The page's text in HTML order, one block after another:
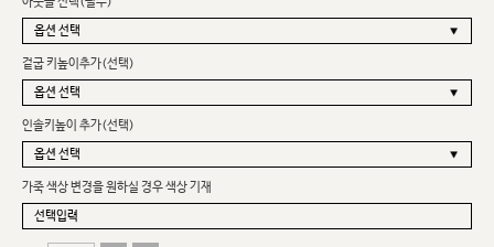
겉굽 키높이추가(선택)
인솔키높이 추가(선택)
가죽 색상 변경을 원하실 경우 색상 기재